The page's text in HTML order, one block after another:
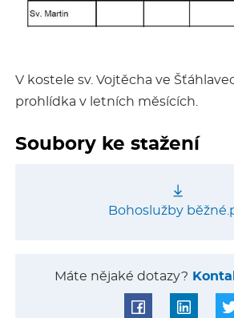
V kostele sv. Vojtěcha ve
prohlídka v letních měsících.
Soubory ke stažení
Bohoslužby
Máte nějaké dotazy?